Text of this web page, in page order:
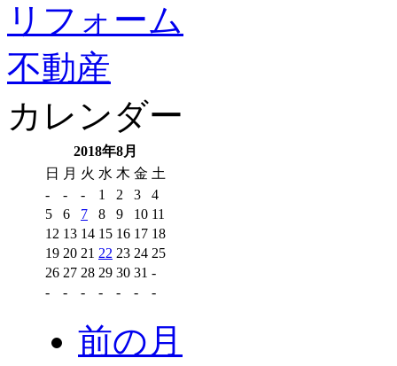
リフォーム
不動産
カレンダー
2018年8月
日 月 火 水 木 金 土
-
- - 1 2 3
4
5
6 7 8 9 10 11
12 13 14 15 16 17 18
19 20 21 22 23 24 25
26 27 28 29 30 31 -
-
- - - - - -
前の月